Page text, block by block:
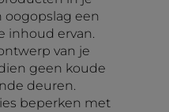
oogopslag een
inhoud ervan.
van je
geen koude
deuren.
beperken met